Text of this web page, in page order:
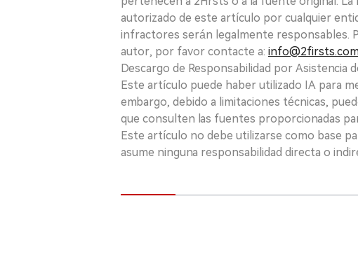
autorizado de este artículo por cualquier
infractores serán legalmente responsables.
autor, por favor contacte a:
Descargo de Responsabilidad por Asistencia
Este artículo puede haber utilizado IA para
embargo, debido a limitaciones técnicas,
que consulten las fuentes proporcionadas
Este artículo no debe utilizarse como base
asume ninguna responsabilidad directa o